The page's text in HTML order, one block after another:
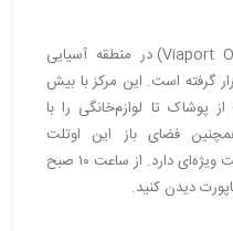
مرکز خرید ویاپورت اوتلت (Viaport Outlet) در منطقه آسیایی
گرفته است. این مرکز با بیش
از پوشاک تا لوازم‌خانگی را با
فضای باز این اوتلت
به‌خصوص در فصول گرم‌تر سال جذابیت ویژه‌ای دارد. از ساعت ۱۰ صبح